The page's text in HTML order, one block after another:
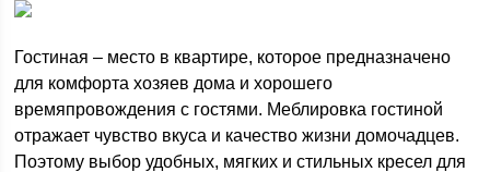
Гостиная – место в квартире, которое предназначено
для комфорта хозяев дома и хорошего
времяпровождения с гостями. Меблировка гостиной
отражает чувство вкуса и качество жизни домочадцев.
Поэтому выбор удобных, мягких и стильных кресел для